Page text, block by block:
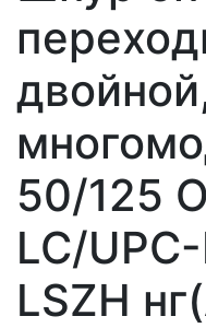
50/125
LC/
LSZH